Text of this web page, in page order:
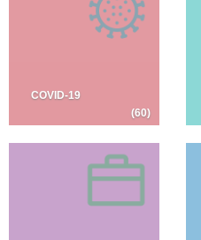
COVID-19
(60)